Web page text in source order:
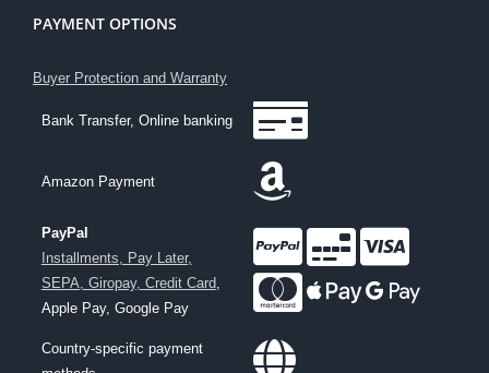
PAYMENT OPTIONS
Buyer Protection and Warranty
Bank Transfer, Online banking
Amazon Payment
PayPal
Installments, Pay Later,
SEPA, Giropay, Credit Card
Apple Pay, Google Pay
Country-specific payment